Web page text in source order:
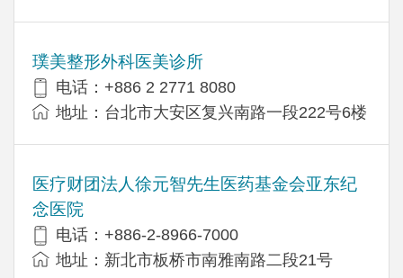
璞美整形外科医美诊所
电话：+886 2 2771 8080
地址：台北市大安区复兴南路一段222号6楼
医疗财团法人徐元智先生医药基金会亚东纪
念医院
电话：+886-2-8966-7000
地址：新北市板桥市南雅南路二段21号